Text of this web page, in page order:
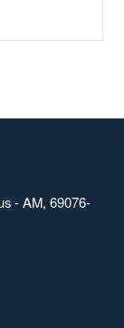
- AM, 69076-